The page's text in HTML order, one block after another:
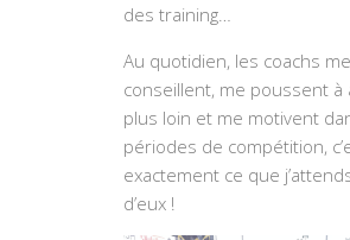
des training…
Au quotidien, les coachs me
conseillent, me poussent à
plus loin et me motivent
périodes de compétition,
exactement ce que
d’eux !